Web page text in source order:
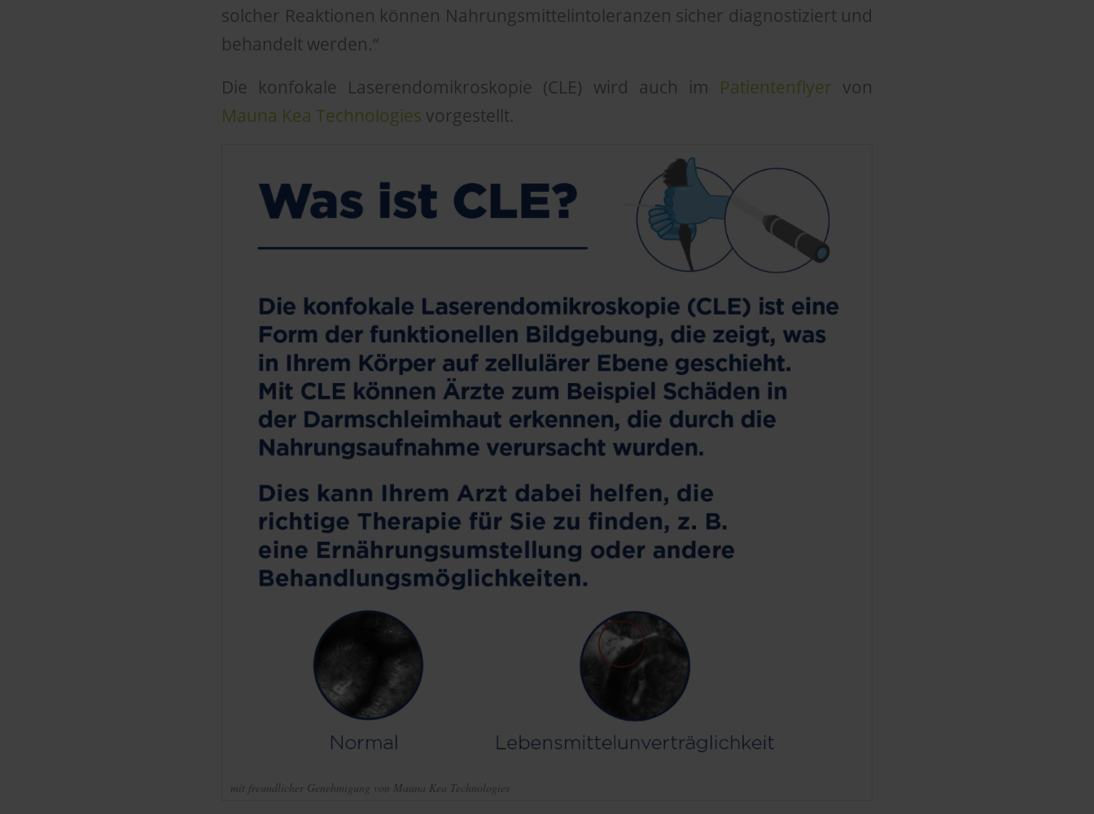
solcher Reaktionen können Nahrungsmittelintoleranzen sicher diagnostiziert und
behandelt werden.“
Die konfokale Laserendomikroskopie (CLE) wird auch im Patientenflyer von
Mauna Kea Technologies vorgestellt.
mit freundlicher Genehmigung von Mauna Kea Technologies